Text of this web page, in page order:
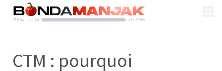
CTM : pourquoi